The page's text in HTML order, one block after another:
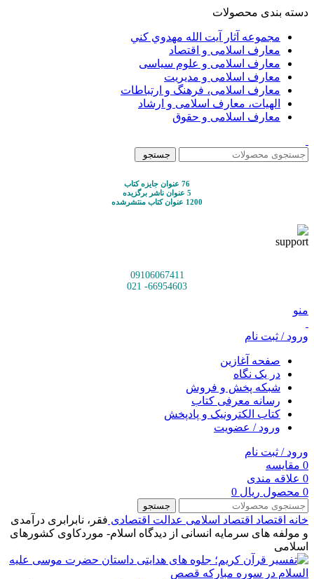
دسته بندی محصولات
مجموعه آثار آيت الله مهدوي كني
معارف اسلامی و اقتصاد
معارف اسلامی و علوم سیاسی
معارف اسلامی و مدیریت
معارف اسلامی، فرهنگ و ارتباطات
الهیات، معارف اسلامی و ارشاد
معارف اسلامی و حقوق
جستجو
76 عنوان جایزه کتاب
5 عنوان ناشر برگزیده
1200 عنوان کتاب منتشرشده
09106067411
66954603- 021
منو
ورود / ثبت نام
صفحه آغازین
در یک نگاه
شبکه پخش و فروش
رسانه معرفی کتاب
کتاب الکترونیک و پادپخش
ورود / عضویت
ورود / ثبت نام
0 مقایسه
0 علاقه مندی
0 محصول ریال
جستجو
خانه اقتصاد اقتصاد اسلامی عدالت اقتصادی فقر، نابرابری درآمدی
و مولفه های سرمایه انسانی از دیدگاه اسلام- موردکاوی کشورهای
اسلامی